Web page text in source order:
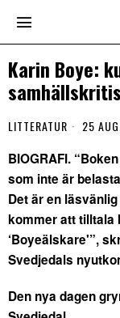
Karin Boye:
LITTERATUR 25
BIOGRAFI.
som inte är
Det är en
kommer att tilltala
‘Boyeälskare'”,
Svedjedals
Den nya dagen